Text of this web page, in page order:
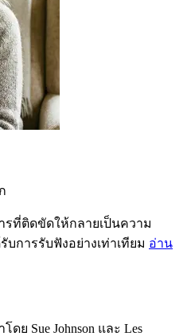
รที่ติดขัดให้กลายเป็นความ
บการรับฟังอย่างเท่าเทียม อ่าน
ย Sue Johnson และ Les